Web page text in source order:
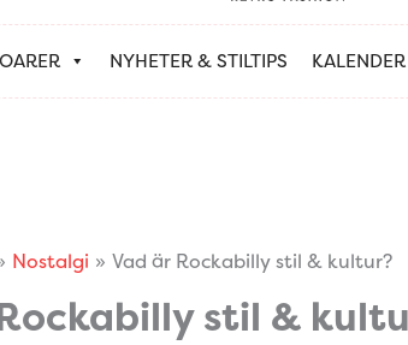
NYHETER & STILTIPS
Nostalgi Vad är Rockabilly stil & kultur?
stil &